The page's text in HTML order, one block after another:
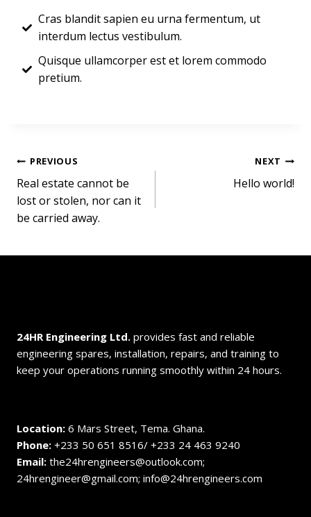
Cras blandit sapien eu urna fermentum, ut
interdum lectus vestibulum.
Quisque ullamcorper est et lorem commodo
pretium.
PREVIOUS
Real estate cannot be
lost or stolen, nor can it
be carried away.
NEXT
Hello world!
24HR Engineering Ltd. provides fast and reliable
engineering spares, installation, repairs, and training to
keep your operations running smoothly within 24 hours.
Location: 6 Mars Street, Tema. Ghana.
Phone: +233 50 651 8516/ +233 24 463 9240
Email: the24hrengineers@outlook.com;
24hrengineer@gmail.com; info@24hrengineers.com